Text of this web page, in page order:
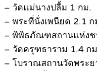
– วัดแม่นางปลื้ม 1 กม.
– พระที่นั่งเพนียด 2.1 ก
– พิพิธภัณฑสถานแห่งช
– วัดครุฑธาราม 1.4 ก
– โบราณสถานวัดพระ